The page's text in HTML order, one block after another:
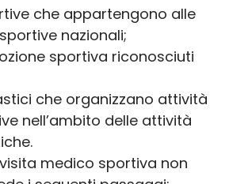
che appartengono alle
nazionali;
sportiva riconosciuti
che organizzano attività
nell’ambito delle attività
medico sportiva non